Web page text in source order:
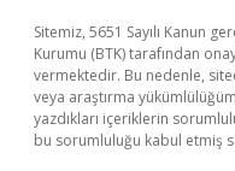
Sitemiz, 5651 Sayılı Kanun
Kurumu (BTK) tarafından
vermektedir. Bu nedenle,
veya araştırma
yazdıkları içeriklerin
bu sorumluluğu kabul etmiş